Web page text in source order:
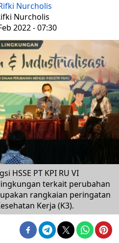
Nurcholis
Nurcholis
2022 - 07:30
HSSE PT KPI RU VI
terkait perubahan
rangkaian peringatan
Kerja (K3).